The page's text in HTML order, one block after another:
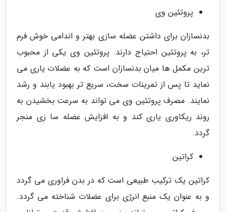
پروتئین وی
بدنسازان برای داشتن عضله سازی بهتر و اندامی خوش فرم
تر، به پروتئین احتیاج دارند. پروتئین وی یکی از محبوب
ترین مکمل ها میان بدنسازان است که به عضلات یاری می
نماید تا پس از تمرینات سخت، سریع تر بهبود یابند و رشد
نمایند. مصرف پروتئین وی می تواند به سرعت بخشیدن به
روند ریکاوری یاری کند و به افزایش عضله سا زی منجر
گردد.
کراتین
کراتین یک ترکیب طبیعی است که در بدن فراوری می گردد
و به عنوان یک منبع انرژی برای عضلات شناخته می گردد.